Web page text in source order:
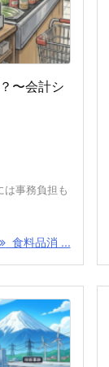
〜会計シ
は事務負担も
食料品消 ...